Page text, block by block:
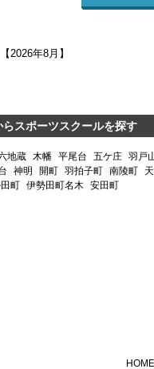
2026年8月】
スポーツスクールを探す
地蔵 木幡 平尾台 五ケ庄 羽戸
神明 開町 羽拍子町 南陵町
町 伊勢田町名木 安田町
HOME